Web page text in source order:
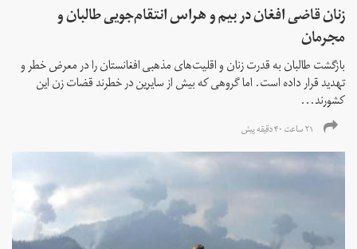
زنان قاضی افغان در بیم و هراس انتقام‌جویی طالبان و
مجرمان
بازگشت طالبان به قدرت زنان و اقلیت‌های مذهبی افغانستان را در معرض خطر و
تهدید قرار داده است. اما گروهی که بیش از سایرین در خطرند قضات زن این
کشورند...
۲۱ ساعت ۴۰ دقیقه پیش